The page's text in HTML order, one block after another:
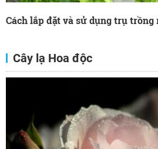
Cách lắp đặt và sử dụng trụ trồng
Cây lạ Hoa độc